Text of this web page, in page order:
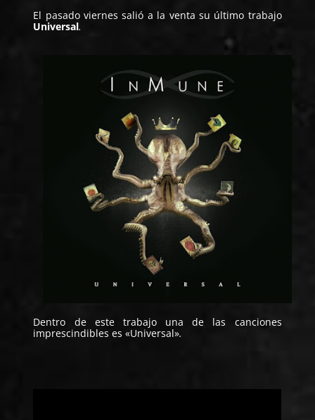
El pasado viernes salió a la venta su último trabajo
Universal.
Dentro de este trabajo una de las canciones
imprescindibles es «Universal».